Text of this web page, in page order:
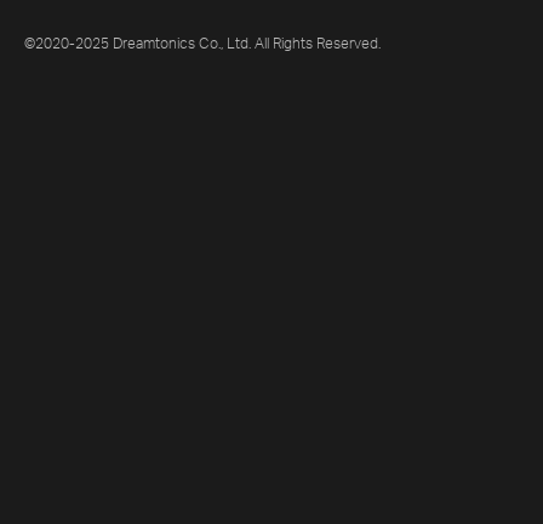
©2020-2025 Dreamtonics Co., Ltd. All Rights Reserved.